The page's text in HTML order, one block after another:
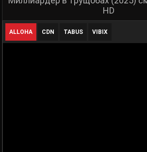
HD
ALLOHA CDN TABUS VIBIX